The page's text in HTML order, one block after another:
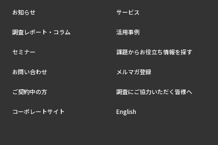
お知らせ サービス
調査レポート・コラム 活用事例
セミナー 課題からお役立ち情報を探す
お問い合わせ メルマガ登録
ご契約中の方 調査にご協力いただく皆様へ
コーポレートサイト English